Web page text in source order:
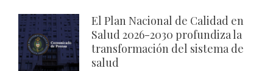
El Plan Nacional de Calidad en
Salud 2026-2030 profundiza la
transformación del sistema de
salud